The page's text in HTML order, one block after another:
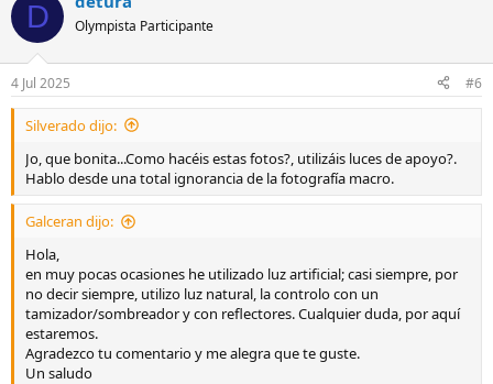
D Olympista Participante
4 Jul 2025 #6
Silverado dijo:
Jo, que bonita...Como hacéis estas fotos?, utilizáis luces de apoyo?.
Hablo desde una total ignorancia de la fotografía macro.
Galceran dijo:
Hola,
en muy pocas ocasiones he utilizado luz artificial; casi siempre, por
no decir siempre, utilizo luz natural, la controlo con un
tamizador/sombreador y con reflectores. Cualquier duda, por aquí
estaremos.
Agradezco tu comentario y me alegra que te guste.
Un saludo